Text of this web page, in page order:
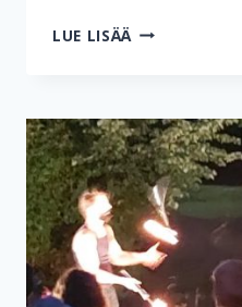
LUE LISÄÄ YHDISTYKSEN
KLO
18.00